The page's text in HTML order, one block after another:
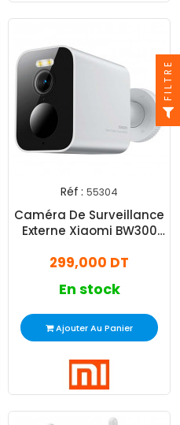
Réf : 55304
Caméra De Surveillance
Externe Xiaomi BW300
299,000 DT
En stock
Ajouter Au Panier
FILTRE